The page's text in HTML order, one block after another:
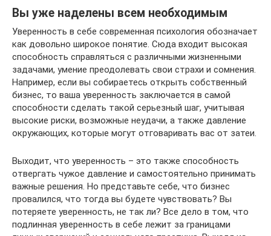
Вы уже наделены всем необходимым
Уверенность в себе современная психология обозначает
как довольно широкое понятие. Сюда входит высокая
способность справляться с различными жизненными
задачами, умение преодолевать свои страхи и сомнения.
Например, если вы собираетесь открыть собственный
бизнес, то ваша уверенность заключается в самой
способности сделать такой серьезный шаг, учитывая
высокие риски, возможные неудачи, а также давление
окружающих, которые могут отговаривать вас от затеи.
Выходит, что уверенность – это также способность
отвергать чужое давление и самостоятельно принимать
важные решения. Но представьте себе, что бизнес
провалился, что тогда вы будете чувствовать? Вы
потеряете уверенность, не так ли? Все дело в том, что
подлинная уверенность в себе лежит за границами